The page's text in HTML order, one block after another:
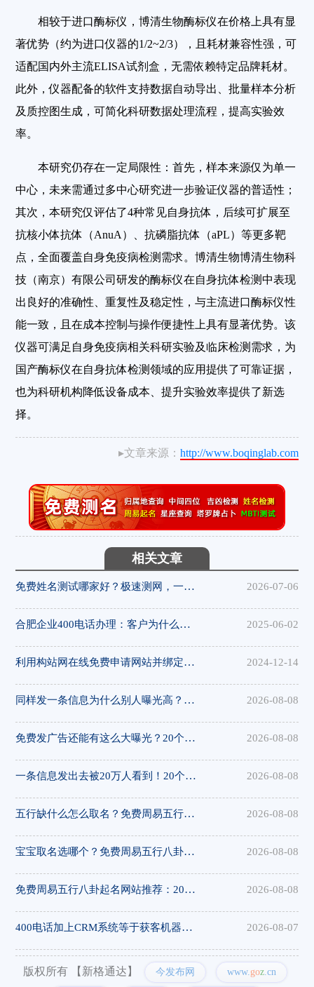
相较于进口酶标仪，博清生物酶标仪在价格上具有显
著优势（约为进口仪器的1/2~2/3），且耗材兼容性强，可
适配国内外主流ELISA试剂盒，无需依赖特定品牌耗材。
此外，仪器配备的软件支持数据自动导出、批量样本分析
及质控图生成，可简化科研数据处理流程，提高实验效
率。
本研究仍存在一定局限性：首先，样本来源仅为单一
中心，未来需通过多中心研究进一步验证仪器的普适性；
其次，本研究仅评估了4种常见自身抗体，后续可扩展至
抗核小体抗体（AnuA）、抗磷脂抗体（aPL）等更多靶
点，全面覆盖自身免疫病检测需求。博清生物博清生物科
技（南京）有限公司研发的酶标仪在自身抗体检测中表现
出良好的准确性、重复性及稳定性，与主流进口酶标仪性
能一致，且在成本控制与操作便捷性上具有显著优势。该
仪器可满足自身免疫病相关科研实验及临床检测需求，为
国产酶标仪在自身抗体检测领域的应用提供了可靠证据，
也为科研机构降低设备成本、提升实验效率提供了新选
择。
▸文章来源： http://www.boqinglab.com
相关文章
免费姓名测试哪家好？极速测网，一键解锁姓名隐藏寓意 2026-07-06
合肥企业400电话办理：客户为什么更愿意拨打400电话 2025-06-02
利用构站网在线免费申请网站并绑定域名 2024-12-14
同样发一条信息为什么别人曝光高？20个免费发布网站技巧揭秘，易发布网帮您获客 2026-08-08
免费发广告还能有这么大曝光？20个分类信息平台实测对比，易发布网排名靠前 2026-08-08
一条信息发出去被20万人看到！20个免费发布供求信息的网站整理好了，易发布网曝光... 2026-08-08
五行缺什么怎么取名？免费周易五行八卦起名网站指南，极速测网帮您分析 2026-08-08
宝宝取名选哪个？免费周易五行八卦起名网站盘点，极速测网功能丰富 2026-08-08
免费周易五行八卦起名网站推荐：20个平台对比，极速测网值得信赖 2026-08-08
400电话加上CRM系统等于获客机器！合肥企业数字化转型，构站网帮您实现 2026-08-07
版权所有 【新格通达】 今发布网 www.goz.cn